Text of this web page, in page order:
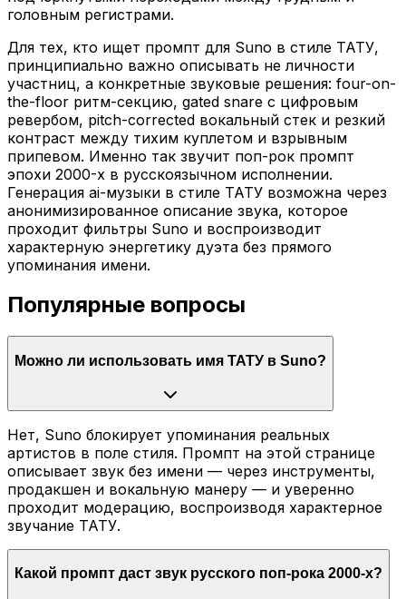
головным регистрами.
Для тех, кто ищет промпт для Suno в стиле ТАТУ,
принципиально важно описывать не личности
участниц, а конкретные звуковые решения: four-on-
the-floor ритм-секцию, gated snare с цифровым
ревербом, pitch-corrected вокальный стек и резкий
контраст между тихим куплетом и взрывным
припевом. Именно так звучит поп-рок промпт
эпохи 2000-х в русскоязычном исполнении.
Генерация ai-музыки в стиле ТАТУ возможна через
анонимизированное описание звука, которое
проходит фильтры Suno и воспроизводит
характерную энергетику дуэта без прямого
упоминания имени.
Популярные вопросы
Можно ли использовать имя ТАТУ в Suno?
Нет, Suno блокирует упоминания реальных
артистов в поле стиля. Промпт на этой странице
описывает звук без имени — через инструменты,
продакшен и вокальную манеру — и уверенно
проходит модерацию, воспроизводя характерное
звучание ТАТУ.
Какой промпт даст звук русского поп-рока 2000-х?